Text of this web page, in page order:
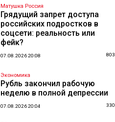
Матушка Россия
Грядущий запрет доступа
российских подростков в
соцсети: реальность или
фейк?
07.08.2026 20:08 803
Экономика
Рубль закончил рабочую
неделю в полной депрессии
07.08.2026 20:04 330